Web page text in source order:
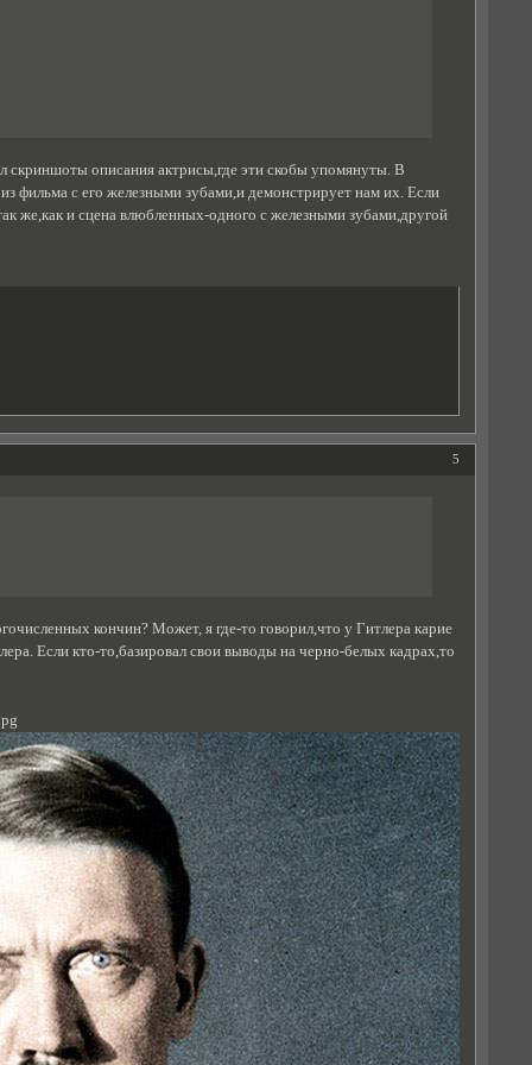
описания актрисы,где эти скобы упомянуты. В
фильма с его железными зубами,и демонстрирует нам их. Если
же,как и сцена влюбленных-одного с железными зубами,другой
5
кончин? Может, я где-то говорил,что у Гитлера карие
Если кто-то,базировал свои выводы на черно-белых кадрах,то